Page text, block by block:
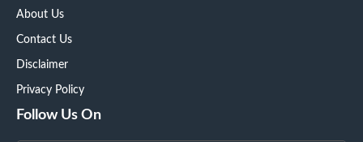
About Us
Contact Us
Disclaimer
Privacy Policy
Follow Us On